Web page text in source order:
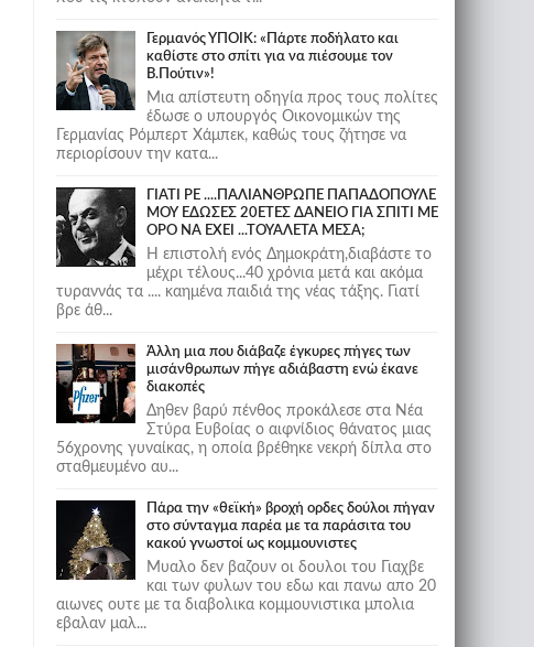
Γερμανός ΥΠΟΙΚ: «Πάρτε ποδήλατο και
καθίστε στο σπίτι για να πιέσουμε τον
Β.Πούτιν»!
Μια απίστευτη οδηγία προς τους πολίτες
έδωσε ο υπουργός Οικονομικών της
Γερμανίας Ρόμπερτ Χάμπεκ, καθώς τους ζήτησε να
περιορίσουν την κατα...
ΓΙΑΤΙ ΡΕ ....ΠΑΛΙΑΝΘΡΩΠΕ ΠΑΠΑΔΟΠΟΥΛΕ
ΜΟΥ ΕΔΩΣΕΣ 20ΕΤΕΣ ΔΑΝΕΙΟ ΓΙΑ ΣΠΙΤΙ ΜΕ
ΟΡΟ ΝΑ ΕΧΕΙ ...ΤΟΥΑΛΕΤΑ ΜΕΣΑ;
Η επιστολή ενός Δημοκράτη,διαβάστε το
μέχρι τέλους...40 χρόνια μετά και ακόμα
τυραννάς τα .... καημένα παιδιά της νέας τάξης. Γιατί
βρε άθ...
Άλλη μια που διάβαζε έγκυρες πήγες των
μισάνθρωπων πήγε αδιάβαστη ενώ έκανε
διακοπές
Δηθεν βαρύ πένθος προκάλεσε στα Νέα
Στύρα Ευβοίας ο αιφνίδιος θάνατος μιας
56χρονης γυναίκας, η οποία βρέθηκε νεκρή δίπλα στο
σταθμευμένο αυ...
Πάρα την «θεϊκή» βροχή ορδες δούλοι πήγαν
στο σύνταγμα παρέα με τα παράσιτα του
κακού γνωστοί ως κομμουνιστες
Μυαλο δεν βαζουν οι δουλοι του Γιαχβε
και των φυλων του εδω και πανω απο 20
αιωνες ουτε με τα διαβολικα κομμουνιστικα μπολια
εβαλαν μαλ...